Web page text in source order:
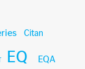
Citan
EQ EQA